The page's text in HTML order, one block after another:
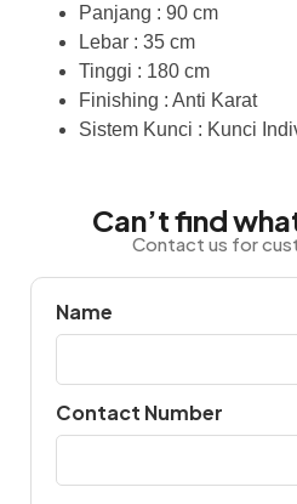
Panjang : 90 cm
Lebar : 35 cm
Tinggi : 180 cm
Finishing : Anti Karat
Sistem Kunci : Kunci
Can’t find
Contact us for
Name
Contact Number